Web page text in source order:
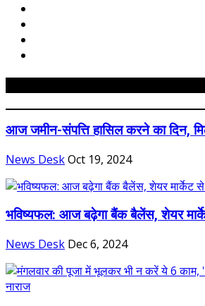
आज जमीन-संपत्ति हासिल करने का दिन,
News DeskOct 19, 2024
भविष्यफल: आज बढ़ेगा बैंक बैलेंस, शेयर
News Desk Dec 6, 2024